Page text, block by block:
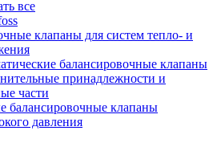
все
клапаны для систем тепло- и
балансировочные клапаны
принадлежности и
части
балансировочные клапаны
давления